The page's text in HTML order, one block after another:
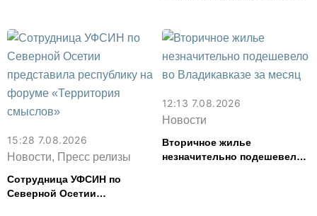
картофель
15:28 7.08.2026
Новости, Пресс релизы
Сотрудница УФСИН по
Северной Осетии
12:13 7.08.2026
Новости
Вторичное жилье
незначительно подешевело